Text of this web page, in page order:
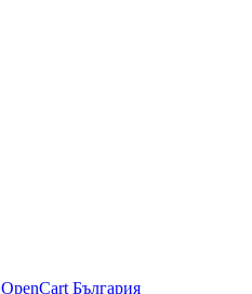
OpenCart България